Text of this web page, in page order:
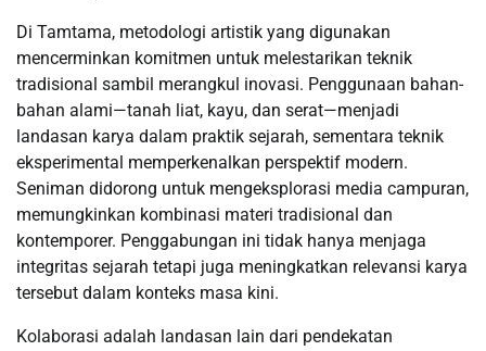
Di Tamtama, metodologi artistik yang digunakan
mencerminkan komitmen untuk melestarikan teknik
tradisional sambil merangkul inovasi. Penggunaan bahan-
bahan alami—tanah liat, kayu, dan serat—menjadi
landasan karya dalam praktik sejarah, sementara teknik
eksperimental memperkenalkan perspektif modern.
Seniman didorong untuk mengeksplorasi media campuran,
memungkinkan kombinasi materi tradisional dan
kontemporer. Penggabungan ini tidak hanya menjaga
integritas sejarah tetapi juga meningkatkan relevansi karya
tersebut dalam konteks masa kini.
Kolaborasi adalah landasan lain dari pendekatan